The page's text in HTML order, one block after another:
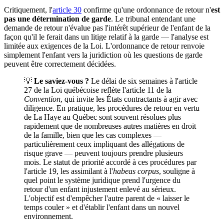
Critiquement, l'article 30 confirme qu'une ordonnance de retour n'est
pas une détermination de garde. Le tribunal entendant une
demande de retour n'évalue pas l'intérêt supérieur de l'enfant de la
façon qu'il le ferait dans un litige relatif à la garde — l'analyse est
limitée aux exigences de la Loi. L'ordonnance de retour renvoie
simplement l'enfant vers la juridiction où les questions de garde
peuvent être correctement décidées.
💡 Le saviez-vous ? Le délai de six semaines à l'article
27 de la Loi québécoise reflète l'article 11 de la
Convention, qui invite les États contractants à agir avec
diligence. En pratique, les procédures de retour en vertu
de La Haye au Québec sont souvent résolues plus
rapidement que de nombreuses autres matières en droit
de la famille, bien que les cas complexes —
particulièrement ceux impliquant des allégations de
risque grave — peuvent toujours prendre plusieurs
mois. Le statut de priorité accordé à ces procédures par
l'article 19, les assimilant à l'habeas corpus, souligne à
quel point le système juridique prend l'urgence du
retour d'un enfant injustement enlevé au sérieux.
L'objectif est d'empêcher l'autre parent de « laisser le
temps couler » et d'établir l'enfant dans un nouvel
environnement.